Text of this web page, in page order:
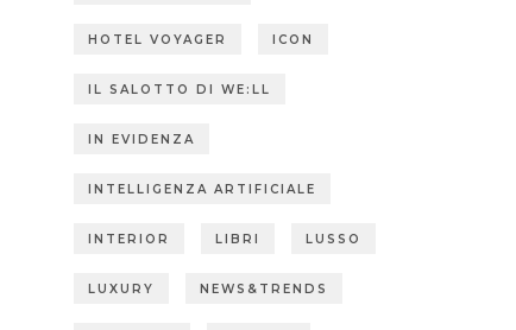
HOTEL VOYAGER ICON
IL SALOTTO DI WE:LL
IN EVIDENZA
INTELLIGENZA ARTIFICIALE
INTERIOR LIBRI LUSSO
LUXURY NEWS&TRENDS